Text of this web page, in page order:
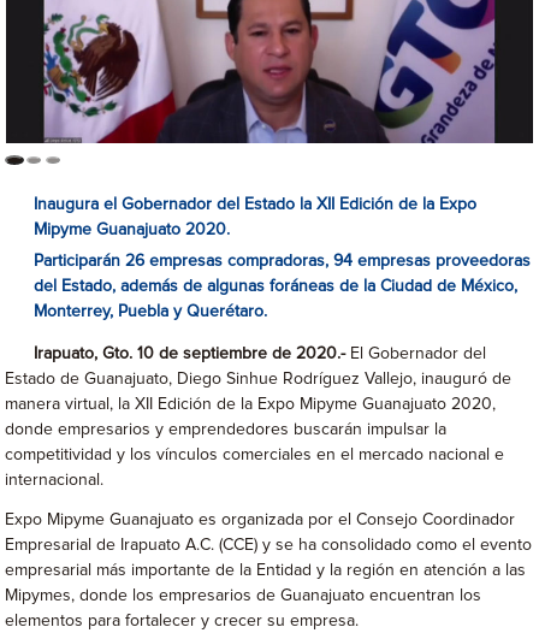
Inaugura el Gobernador del Estado la XII Edición de la Expo
Mipyme Guanajuato 2020.
Participarán 26 empresas compradoras, 94 empresas proveedoras
del Estado, además de algunas foráneas de la Ciudad de México,
Monterrey, Puebla y Querétaro.
Irapuato, Gto. 10 de septiembre de 2020.- El Gobernador del
Estado de Guanajuato, Diego Sinhue Rodríguez Vallejo, inauguró de
manera virtual, la XII Edición de la Expo Mipyme Guanajuato 2020,
donde empresarios y emprendedores buscarán impulsar la
competitividad y los vínculos comerciales en el mercado nacional e
internacional.
Expo Mipyme Guanajuato es organizada por el Consejo Coordinador
Empresarial de Irapuato A.C. (CCE) y se ha consolidado como el evento
empresarial más importante de la Entidad y la región en atención a las
Mipymes, donde los empresarios de Guanajuato encuentran los
elementos para fortalecer y crecer su empresa.